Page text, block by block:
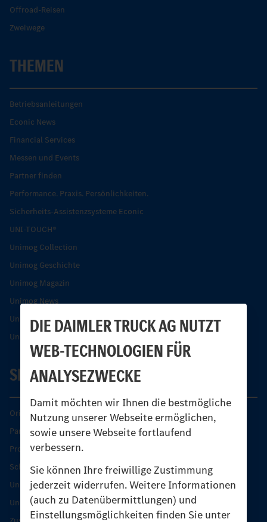
DIE DAIMLER TRUCK AG NUTZT
WEB-TECHNOLOGIEN FÜR
ANALYSEZWECKE
Damit möchten wir Ihnen die bestmögliche
Nutzung unserer Webseite ermöglichen,
sowie unsere Webseite fortlaufend
verbessern.
Sie können Ihre freiwillige Zustimmung
jederzeit widerrufen. Weitere Informationen
(auch zu Datenübermittlungen) und
Einstellungsmöglichkeiten finden Sie unter
Offroad-Reisen
Zweiwege
THEMEN
Betriebsanleitungen
Econic News
Financial Services
Messen und Events
Partner finden
Performance. Praxis. Persönlichkeiten.
Sicherheits-Assistenzsysteme Econic
UNI-TOUCH®
Unimog Collection
Unimog Geschichte
Unimog Magazin
Unimog News
Unimog Partner-Portal
Unimog Sicherheit
SERVICE
Original-Teile
Partner finden
Produkt-Highlights
Schutz und Werterhalt
Unimog Serviceangebot
Unimog Servicetage